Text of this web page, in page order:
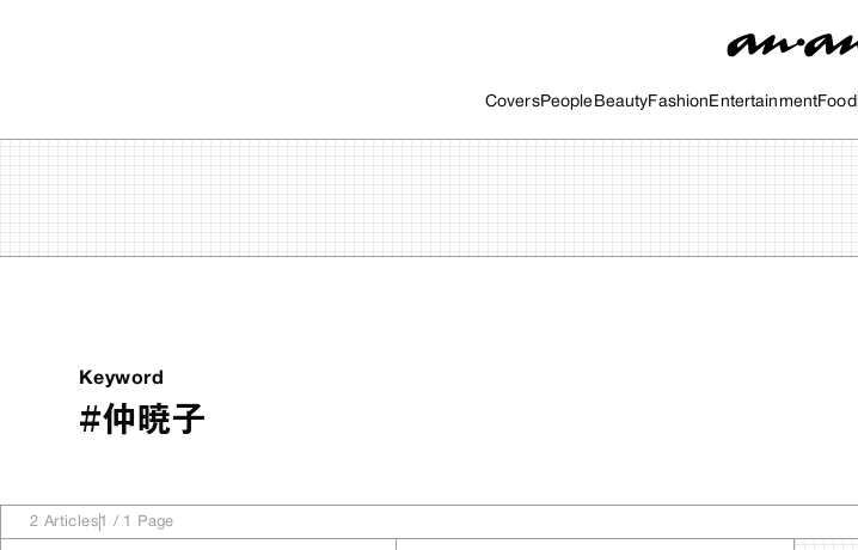
CoversPeople BeautyFashion EntertainmentFood
Keyword
#仲暁子
2 Articles1 / 1 Page